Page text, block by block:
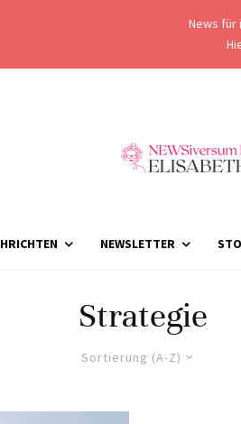
News für
NEWSLETTER
Strategie
Sortierung (A-Z)